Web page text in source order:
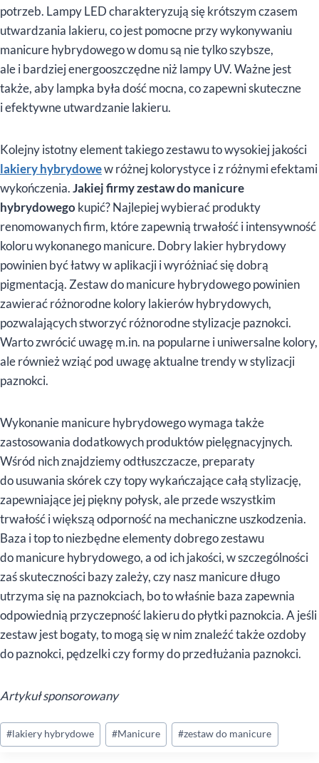
potrzeb. Lampy LED charakteryzują się krótszym czasem
utwardzania lakieru, co jest pomocne przy wykonywaniu
manicure hybrydowego w domu są nie tylko szybsze,
ale i bardziej energooszczędne niż lampy UV. Ważne jest
także, aby lampka była dość mocna, co zapewni skuteczne
i efektywne utwardzanie lakieru.
Kolejny istotny element takiego zestawu to wysokiej jakości
lakiery hybrydowew różnej kolorystyce i z różnymi efektami
wykończenia.Jakiej firmy zestaw do manicure
hybrydowegokupić? Najlepiej wybierać produkty
renomowanych firm, które zapewnią trwałość i intensywność
koloru wykonanego manicure. Dobry lakier hybrydowy
powinien być łatwy w aplikacji i wyróżniać się dobrą
pigmentacją. Zestaw do manicure hybrydowego powinien
zawierać różnorodne kolory lakierów hybrydowych,
pozwalających stworzyć różnorodne stylizacje paznokci.
Warto zwrócić uwagę m.in. na popularne i uniwersalne kolory,
ale również wziąć pod uwagę aktualne trendy w stylizacji
paznokci.
Wykonanie manicure hybrydowego wymaga także
zastosowania dodatkowych produktów pielęgnacyjnych.
Wśród nich znajdziemy odtłuszczacze, preparaty
do usuwania skórek czy topy wykańczające całą stylizację,
zapewniające jej piękny połysk, ale przede wszystkim
trwałość i większą odporność na mechaniczne uszkodzenia.
Baza i top to niezbędne elementy dobrego zestawu
do manicure hybrydowego, a od ich jakości, w szczególności
zaś skuteczności bazy zależy, czy nasz manicure długo
utrzyma się na paznokciach, bo to właśnie baza zapewnia
odpowiednią przyczepność lakieru do płytki paznokcia. A jeśli
zestaw jest bogaty, to mogą się w nim znaleźć także ozdoby
do paznokci, pędzelki czy formy do przedłużania paznokci.
Artykuł sponsorowany
Tagi
wpisu:
#lakiery hybrydowe #Manicure #zestaw do manicure